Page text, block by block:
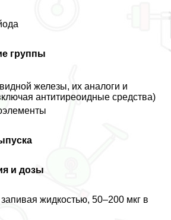
группы
железы, их аналоги и
антитиреоидные средства)
и дозы
жидкостью, 50–200 мкг в